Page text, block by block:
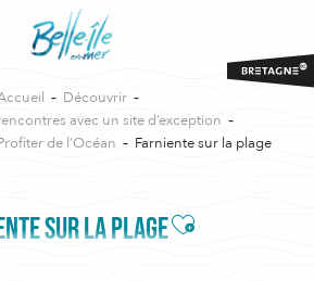
Découvrir
avec un site d’exception
de l’Océan
Farniente sur la plage
SUR LA PLAGEAjouter aux